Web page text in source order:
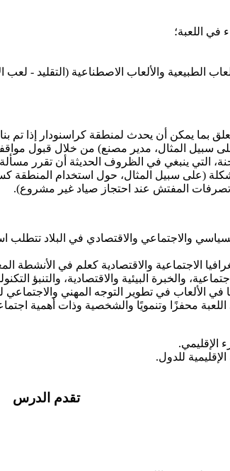
الطبيعية والألعاب الاصطناعية (التقليد - لعب
بما يمكن أن يحدث لمنطقة كراسنودار إذا تم
المثال، مدير مصنع) من خلال قبول
التي ينبغي في الظروف الحديثة أن تقرر
(على سبيل المثال، حول استخدام المنطقة
تصرفات المفتش عند احتجاز صياد غير مشروع).
والاجتماعي والاقتصادي في البلاد تتطلب
الاجتماعية والاقتصادية كعلم في الأنشطة
والخبرة البيئية والاقتصادية،
في الألعاب في تطوير التوجه المهني
محفزًا وتنمويًا والشخصية وذات أهمية
الإقليمي.
للدول.
تقدم الدرس